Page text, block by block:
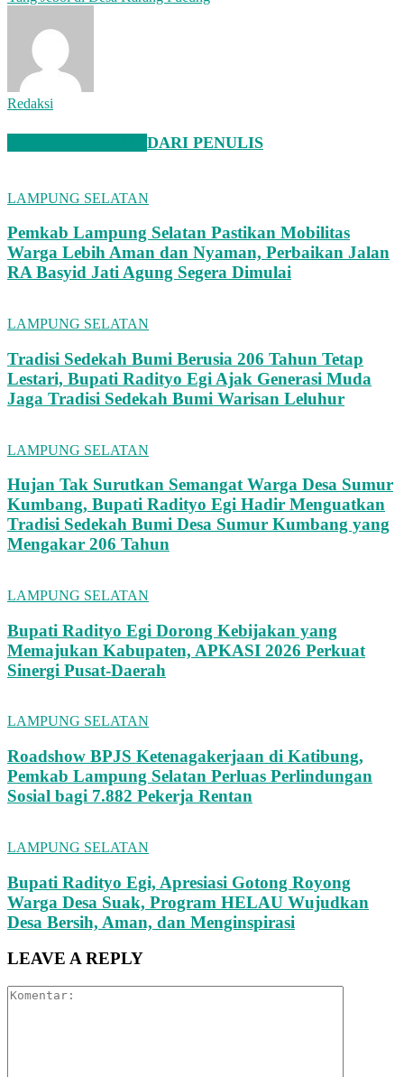
Redaksi
DARI PENULIS
LAMPUNG SELATAN
Pemkab Lampung Selatan Pastikan Mobilitas
Warga Lebih Aman dan Nyaman, Perbaikan Jalan
RA Basyid Jati Agung Segera Dimulai
LAMPUNG SELATAN
Tradisi Sedekah Bumi Berusia 206 Tahun Tetap
Lestari, Bupati Radityo Egi Ajak Generasi Muda
Jaga Tradisi Sedekah Bumi Warisan Leluhur
LAMPUNG SELATAN
Hujan Tak Surutkan Semangat Warga Desa Sumur
Kumbang, Bupati Radityo Egi Hadir Menguatkan
Tradisi Sedekah Bumi Desa Sumur Kumbang yang
Mengakar 206 Tahun
LAMPUNG SELATAN
Bupati Radityo Egi Dorong Kebijakan yang
Memajukan Kabupaten, APKASI 2026 Perkuat
Sinergi Pusat-Daerah
LAMPUNG SELATAN
Roadshow BPJS Ketenagakerjaan di Katibung,
Pemkab Lampung Selatan Perluas Perlindungan
Sosial bagi 7.882 Pekerja Rentan
LAMPUNG SELATAN
Bupati Radityo Egi, Apresiasi Gotong Royong
Warga Desa Suak, Program HELAU Wujudkan
Desa Bersih, Aman, dan Menginspirasi
LEAVE A REPLY